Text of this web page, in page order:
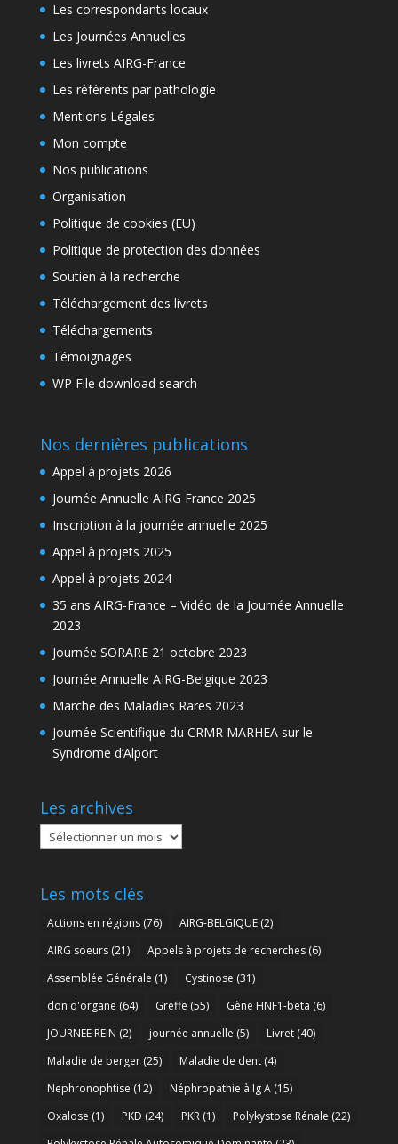
Les correspondants locaux
Les Journées Annuelles
Les livrets AIRG-France
Les référents par pathologie
Mentions Légales
Mon compte
Nos publications
Organisation
Politique de cookies (EU)
Politique de protection des données
Soutien à la recherche
Téléchargement des livrets
Téléchargements
Témoignages
WP File download search
Nos dernières publications
Appel à projets 2026
Journée Annuelle AIRG France 2025
Inscription à la journée annuelle 2025
Appel à projets 2025
Appel à projets 2024
35 ans AIRG-France – Vidéo de la Journée Annuelle
2023
Journée SORARE 21 octobre 2023
Journée Annuelle AIRG-Belgique 2023
Marche des Maladies Rares 2023
Journée Scientifique du CRMR MARHEA sur le
Syndrome d’Alport
Les archives
Les
archives
Les mots clés
Actions en régions(76) AIRG-BELGIQUE(2)
AIRG soeurs(21) Appels à projets de recherches(6)
Assemblée Générale (1) Cystinose (31)
don d'organe (64) Greffe (55) Gène HNF1-beta (6)
JOURNEE REIN (2) journée annuelle (5) Livret(40)
Maladie de berger(25) Maladie de dent(4)
Nephronophtise (12) Néphropathie à Ig A(15)
Oxalose (1) PKD (24) PKR(1) Polykystose Rénale (22)